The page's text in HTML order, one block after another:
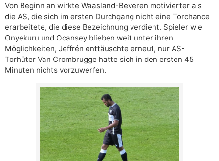
Von Beginn an wirkte Waasland-Beveren motivierter als
die AS, die sich im ersten Durchgang nicht eine Torchance
erarbeitete, die diese Bezeichnung verdient. Spieler wie
Onyekuru und Ocansey blieben weit unter ihren
Möglichkeiten, Jeffrén enttäuschte erneut, nur AS-
Torhüter Van Crombrugge hatte sich in den ersten 45
Minuten nichts vorzuwerfen.